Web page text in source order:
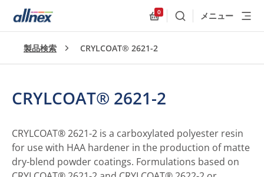
0
検索 メニュー
製品検索 CRYLCOAT® 2621-2
CRYLCOAT® 2621-2
CRYLCOAT® 2621-2 is a carboxylated polyester resin
for use with HAA hardener in the production of matte
dry-blend powder coatings. Formulations based on